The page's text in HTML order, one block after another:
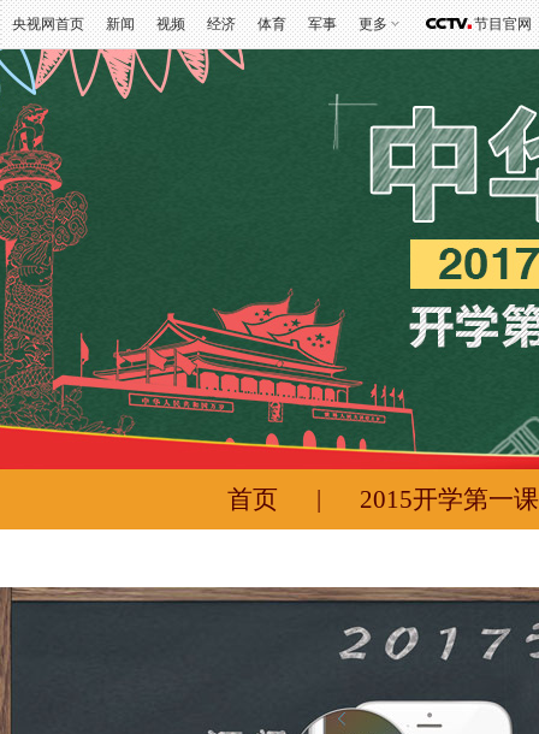
央视网首页 新闻 视频 经济 体育 军事 更多 节目官网
首页 | 2015开学第一课